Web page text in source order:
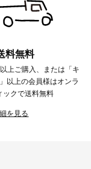
料無料
上ご購入、または「キ
以上の会員様はオンラ
ックで送料無料
を見る